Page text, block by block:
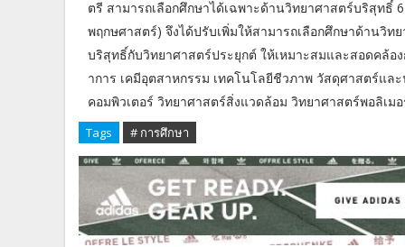
ตรี สามารถเลือกศึกษาได้เฉพาะด้านวิทยาศาสตร์บริสุท
พฤกษศาสตร์) จึงได้ปรับเพิ่มให้สามารถเลือกศึกษาด้านวิ
บริสุทธิ์กับวิทยาศาสตร์ประยุกต์ ให้เหมาะสมและสอดคล้อ
าการ เคมีอุตสาหกรรม เทคโนโลยีชีวภาพ วัสดุศาสตร์แ
คอมพิวเตอร์ วิทยาศาสตร์สิ่งแวดล้อม วิทยาศาสตร์พอลิเ
Tags # การศึกษา